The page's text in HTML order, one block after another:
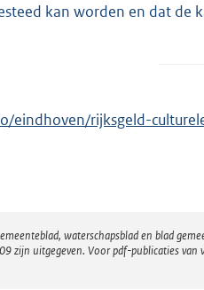
kan worden en dat
eindhoven/rijksgeld-
waterschapsblad en blad
uitgegeven. Voor pdf-publicaties